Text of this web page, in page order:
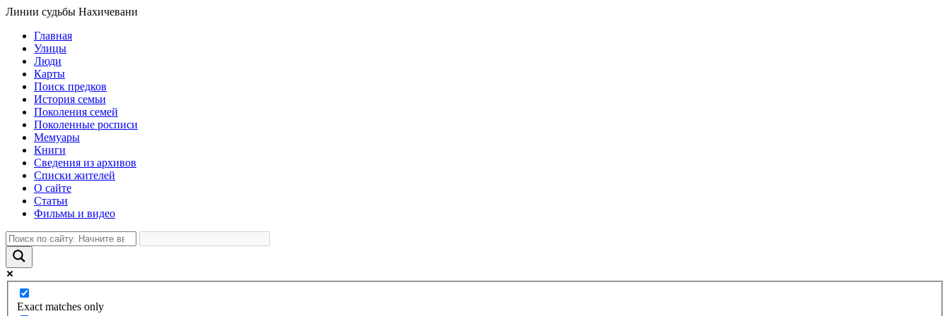
Линии судьбы Нахичевани
Главная
Улицы
Люди
Карты
Поиск предков
История семьи
Поколения семей
Поколенные росписи
Мемуары
Книги
Сведения из архивов
Списки жителей
О сайте
Статьи
Фильмы и видео
Exact matches only